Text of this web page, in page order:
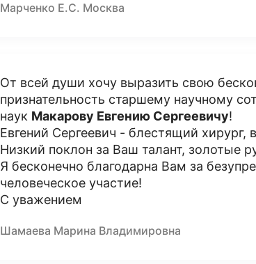
Марченко Е.С. Москва
От всей души хочу выразить свою
признательность старшему научному
наук Макарову Евгению Сергеевичу!
Евгений Сергеевич - блестящий хирург,
Низкий поклон за Ваш талант, золотые
Я бесконечно благодарна Вам за
человеческое участие!
С уважением
Шамаева Марина Владимировна